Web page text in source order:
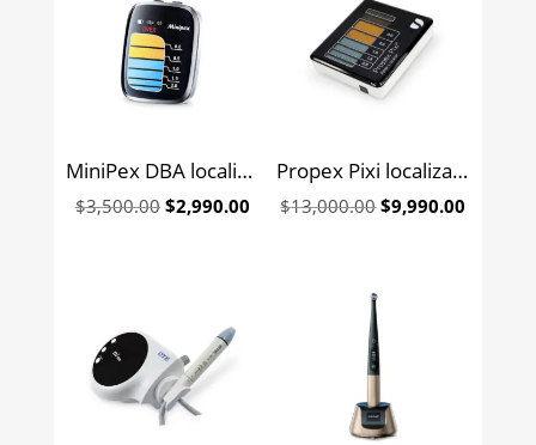
MiniPex DBA localizador de apice Woodpecker
$3,500.00 Original
$2,990.00 Current
Propex Pixi localizador de ápices Dentsply
$13,000.00Original
$9,990.00